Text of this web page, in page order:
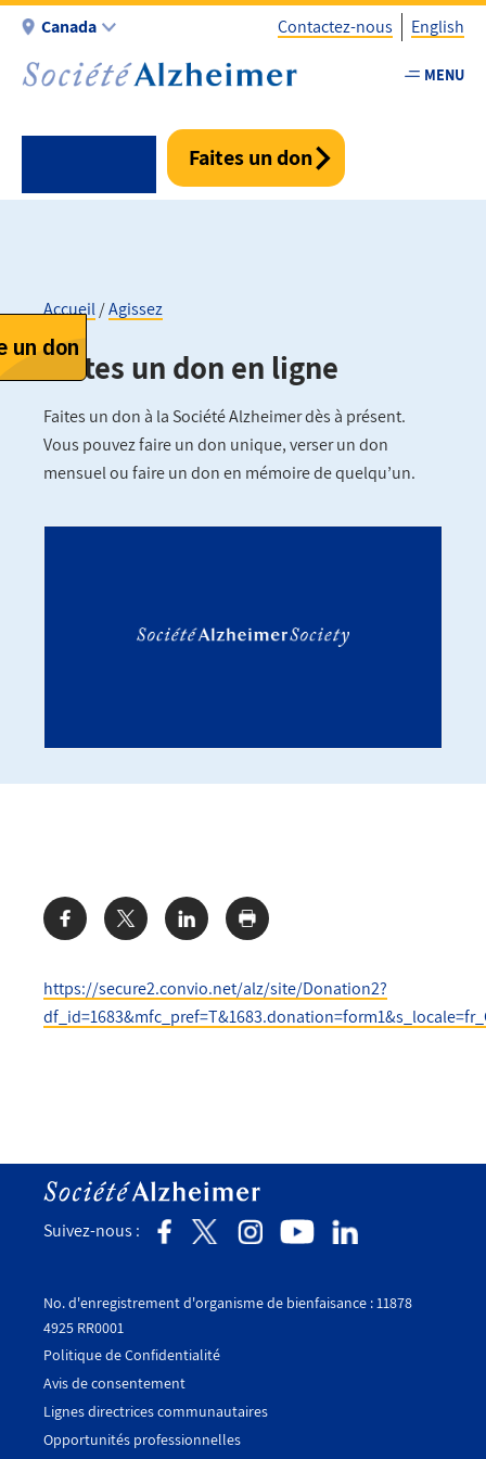
Aller
contenu
Canada
Utility
-
Fr
-
Contactez-nous English
MENU
Faites un don
Fil
d'Ariane
Accueil Agissez
Faites un don en ligne
Faites un don à la Société Alzheimer dès à présent.
Vous pouvez faire un don unique, verser un don
mensuel ou faire un don en mémoire de quelqu’un.
https://secure2.convio.net/alz/site/Donation2?
Share:
Suivez-nous :
No. d'enregistrement d'organisme de bienfaisance : 11878
4925 RR0001
Utility
Footer
Politique de Confidentialité
Avis de consentement
Lignes directrices communautaires
Opportunités professionnelles